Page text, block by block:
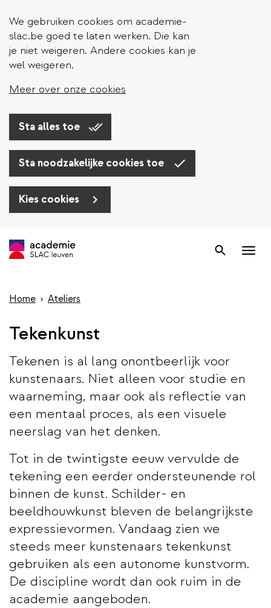
We gebruiken cookies om academie-
slac.be goed te laten werken. Die kan
je niet weigeren. Andere cookies kan je
wel weigeren.
Meer over onze cookies
Sta alles toe
Sta noodzakelijke cookies toe
Kies cookies
en
inhoud
Zoek
Home Ateliers
Tekenkunst
Tekenen is al lang onontbeerlijk voor
kunstenaars. Niet alleen voor studie en
waarneming, maar ook als reflectie van
een mentaal proces, als een visuele
neerslag van het denken.
Tot in de twintigste eeuw vervulde de
tekening een eerder ondersteunende rol
binnen de kunst. Schilder- en
beeldhouwkunst bleven de belangrijkste
expressievormen. Vandaag zien we
steeds meer kunstenaars tekenkunst
gebruiken als een autonome kunstvorm.
De discipline wordt dan ook ruim in de
academie aangeboden.